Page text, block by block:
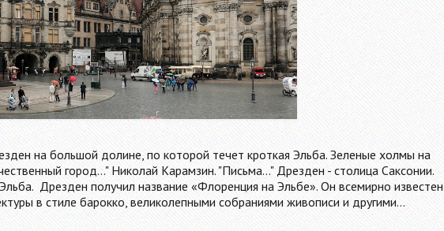
на большой долине, по которой течет кроткая Эльба. Зеленые холмы на
город..." Николай Карамзин. "Письма..." Дрезден - столица Саксонии.
Дрезден получил название «Флоренция на Эльбе». Он всемирно известен
в стиле барокко, великолепными собраниями живописи и другими…